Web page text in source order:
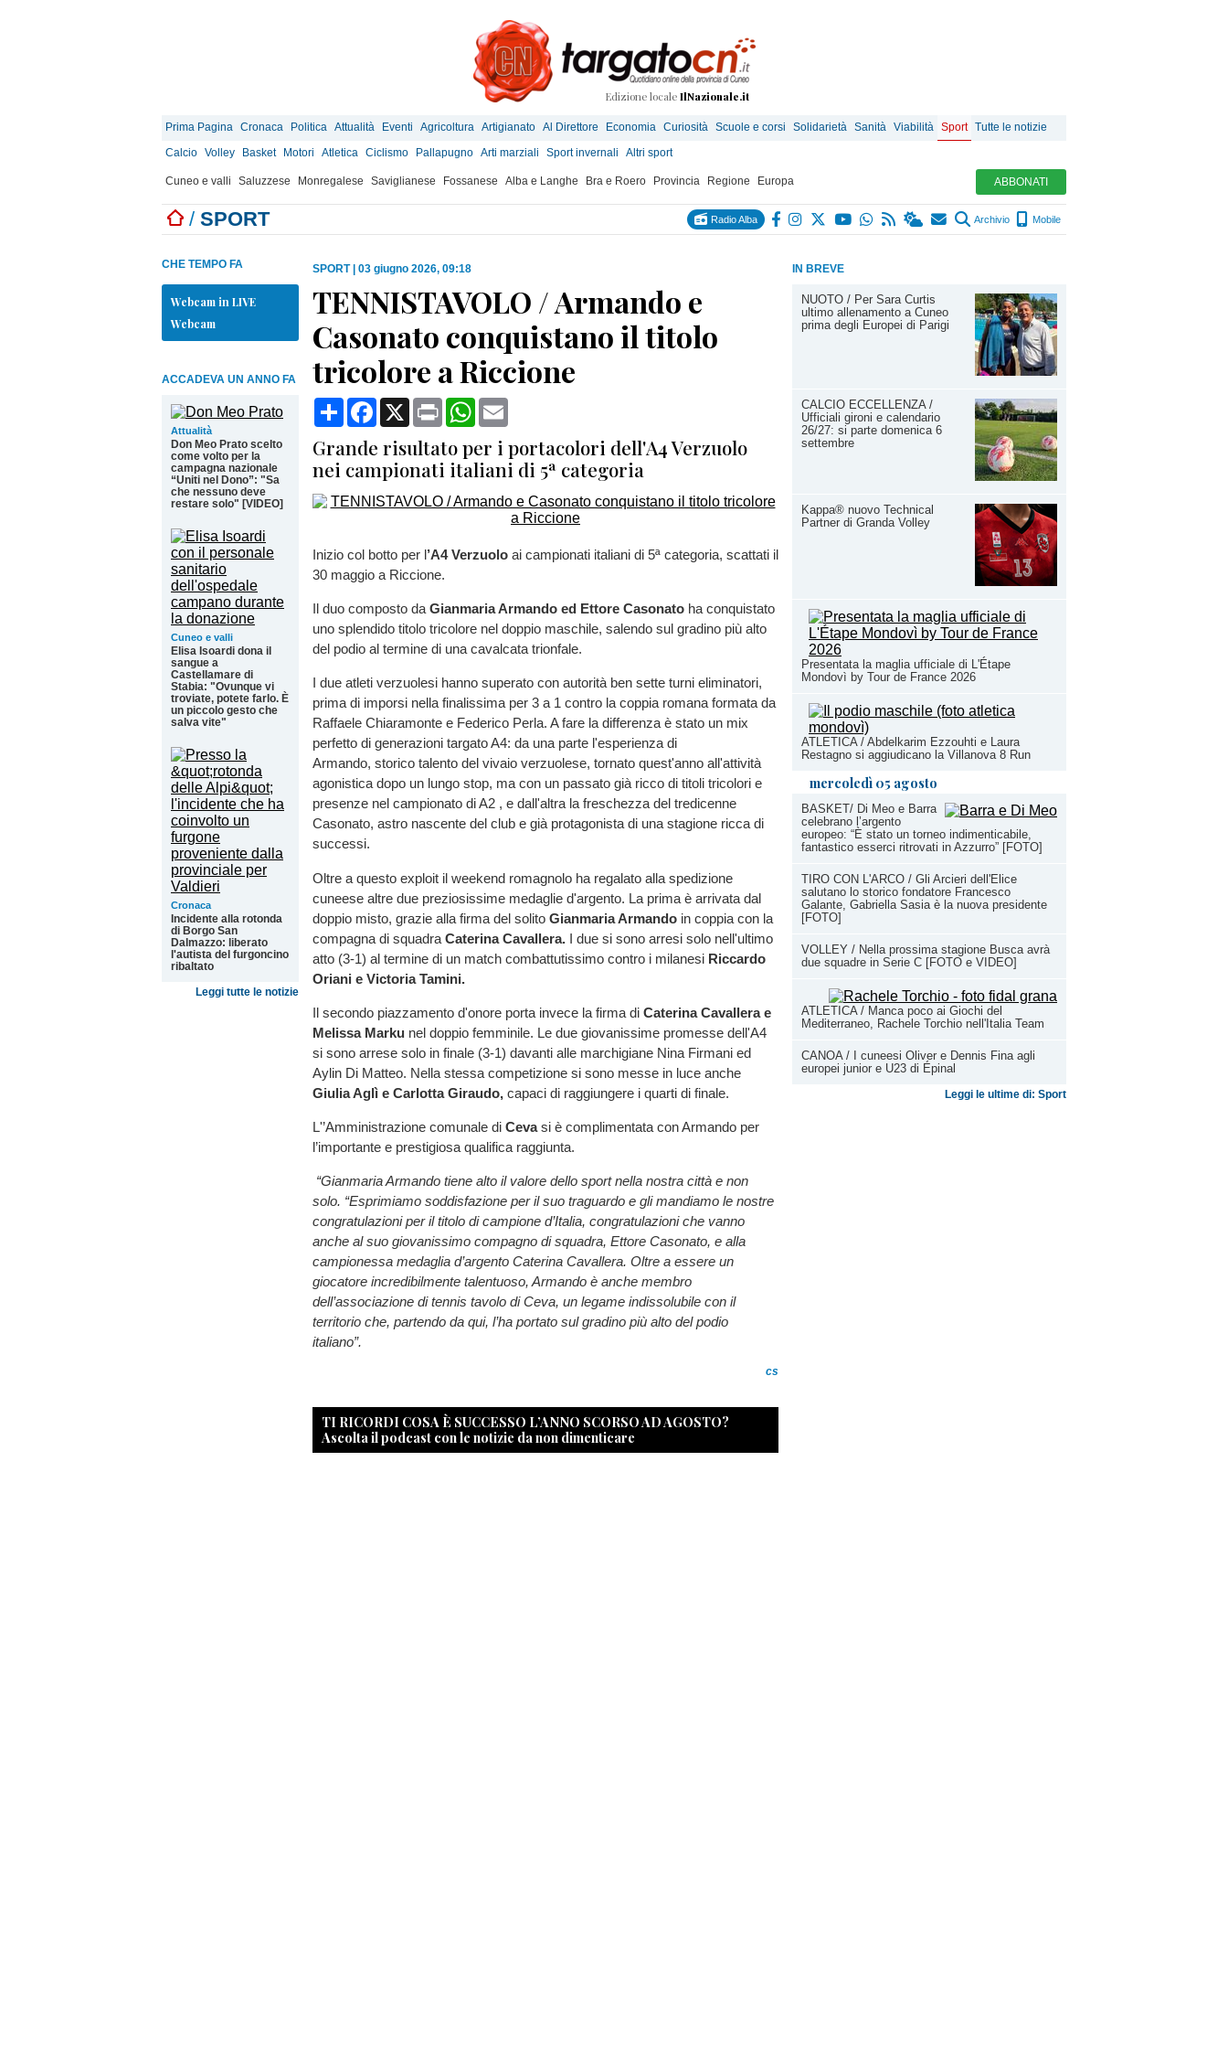
Edizione locale IlNazionale.it
Prima Pagina Cronaca Politica Attualità Eventi Agricoltura Artigianato Al Direttore Economia Curiosità Scuole e corsi Solidarietà Sanità Viabilità Sport Tutte le notizie
Calcio Volley Basket Motori Atletica Ciclismo Pallapugno Arti marziali Sport invernali Altri sport
Cuneo e valli Saluzzese Monregalese Saviglianese Fossanese Alba e Langhe Bra e Roero Provincia Regione Europa ABBONATI
/ SPORT Radio Alba Archivio Mobile
IN BREVE
NUOTO / Per Sara Curtis
ultimo allenamento a Cuneo
prima degli Europei di Parigi
CALCIO ECCELLENZA /
Ufficiali gironi e calendario
26/27: si parte domenica 6
settembre
Kappa® nuovo Technical
Partner di Granda Volley
Presentata la maglia ufficiale di L'Étape
Mondovì by Tour de France 2026
ATLETICA / Abdelkarim Ezzouhti e Laura
Restagno si aggiudicano la Villanova 8 Run
mercoledì 05 agosto
BASKET/ Di Meo e Barra
celebrano l’argento
europeo: “È stato un torneo indimenticabile,
fantastico esserci ritrovati in Azzurro” [FOTO]
TIRO CON L'ARCO / Gli Arcieri dell'Elice
salutano lo storico fondatore Francesco
Galante, Gabriella Sasia è la nuova presidente
[FOTO]
VOLLEY / Nella prossima stagione Busca avrà
due squadre in Serie C [FOTO e VIDEO]
ATLETICA / Manca poco ai Giochi del
Mediterraneo, Rachele Torchio nell'Italia Team
CANOA / I cuneesi Oliver e Dennis Fina agli
europei junior e U23 di Épinal
Leggi le ultime di: Sport
CHE TEMPO FA
Webcam in LIVE
Webcam
ACCADEVA UN ANNO FA
Attualità
Don Meo Prato scelto
come volto per la
campagna nazionale
“Uniti nel Dono”: "Sa
che nessuno deve
restare solo" [VIDEO]
Cuneo e valli
Elisa Isoardi dona il
sangue a
Castellamare di
Stabia: "Ovunque vi
troviate, potete farlo. È
un piccolo gesto che
salva vite"
Cronaca
Incidente alla rotonda
di Borgo San
Dalmazzo: liberato
l'autista del furgoncino
ribaltato
Leggi tutte le notizie
SPORT| 03 giugno 2026, 09:18
TENNISTAVOLO / Armando e
Casonato conquistano il titolo
tricolore a Riccione
CondividiFacebook
X Print WhatsApp
Grande risultato per i portacolori dell'A4 Verzuolo
nei campionati italiani di 5ª categoria
Inizio col botto per l’A4 Verzuolo ai campionati italiani di 5ª categoria, scattati il
30 maggio a Riccione.
Il duo composto da Gianmaria Armando ed Ettore Casonato ha conquistato
uno splendido titolo tricolore nel doppio maschile, salendo sul gradino più alto
del podio al termine di una cavalcata trionfale.
I due atleti verzuolesi hanno superato con autorità ben sette turni eliminatori,
prima di imporsi nella finalissima per 3 a 1 contro la coppia romana formata da
Raffaele Chiaramonte e Federico Perla. A fare la differenza è stato un mix
perfetto di generazioni targato A4: da una parte l'esperienza di
Armando, storico talento del vivaio verzuolese, tornato quest'anno all'attività
agonistica dopo un lungo stop, ma con un passato già ricco di titoli tricolori e
presenze nel campionato di A2 , e dall'altra la freschezza del tredicenne
Casonato, astro nascente del club e già protagonista di una stagione ricca di
successi.
Oltre a questo exploit il weekend romagnolo ha regalato alla spedizione
cuneese altre due preziosissime medaglie d'argento. La prima è arrivata dal
doppio misto, grazie alla firma del solito Gianmaria Armando in coppia con la
compagna di squadra Caterina Cavallera. I due si sono arresi solo nell'ultimo
atto (3-1) al termine di un match combattutissimo contro i milanesi Riccardo
Oriani e Victoria Tamini.
Il secondo piazzamento d'onore porta invece la firma di Caterina Cavallera e
Melissa Marku nel doppio femminile. Le due giovanissime promesse dell'A4
si sono arrese solo in finale (3-1) davanti alle marchigiane Nina Firmani ed
Aylin Di Matteo. Nella stessa competizione si sono messe in luce anche
Giulia Aglì e Carlotta Giraudo, capaci di raggiungere i quarti di finale.
L'’Amministrazione comunale di Cevasi è complimentata con Armando per
l’importante e prestigiosa qualifica raggiunta.
“Gianmaria Armando tiene alto il valore dello sport nella nostra città e non
solo. “Esprimiamo soddisfazione per il suo traguardo e gli mandiamo le nostre
congratulazioni per il titolo di campione d’Italia, congratulazioni che vanno
anche al suo giovanissimo compagno di squadra, Ettore Casonato, e alla
campionessa medaglia d’argento Caterina Cavallera. Oltre a essere un
giocatore incredibilmente talentuoso, Armando è anche membro
dell’associazione di tennis tavolo di Ceva, un legame indissolubile con il
territorio che, partendo da qui, l’ha portato sul gradino più alto del podio
italiano”.
cs
TI RICORDI COSA È SUCCESSO L’ANNO SCORSO AD AGOSTO?
Ascolta il podcast con le notizie da non dimenticare